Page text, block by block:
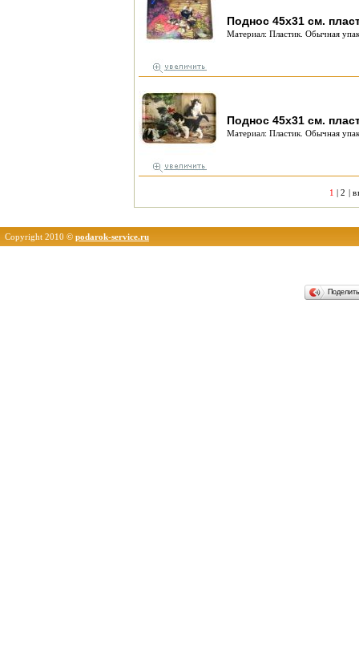
Поднос 45х31 см.
Материал: Пластик. Обычная
Поднос 45х31 см.
Материал: Пластик. Обычная
1 | 2 |
Copyright 2010 © podarok-service.ru